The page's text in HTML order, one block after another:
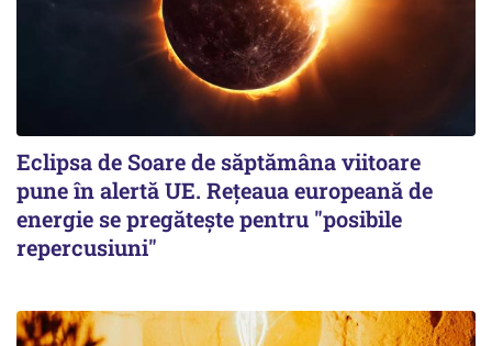
Eclipsa de Soare de săptămâna viitoare
pune în alertă UE. Rețeaua europeană de
energie se pregătește pentru "posibile
repercusiuni"